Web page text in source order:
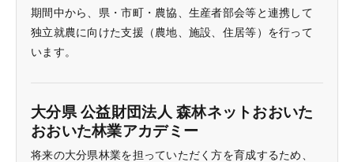
期間中から、県・市町・農協、生産者部会等と連携して
独立就農に向けた支援（農地、施設、住居等）を行って
います。
大分県 公益財団法人 森林ネットおおいた
おおいた林業アカデミー
将来の大分県林業を担っていただく方を育成するため、